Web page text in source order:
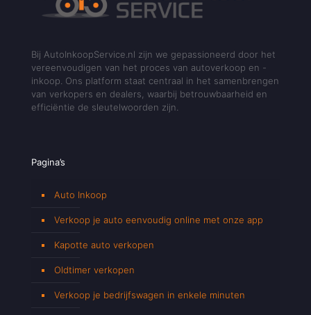
Bij AutoInkoopService.nl zijn we gepassioneerd door het
vereenvoudigen van het proces van autoverkoop en -
inkoop. Ons platform staat centraal in het samenbrengen
van verkopers en dealers, waarbij betrouwbaarheid en
efficiëntie de sleutelwoorden zijn.
Pagina’s
Auto Inkoop
Verkoop je auto eenvoudig online met onze app
Kapotte auto verkopen
Oldtimer verkopen
Verkoop je bedrijfswagen in enkele minuten